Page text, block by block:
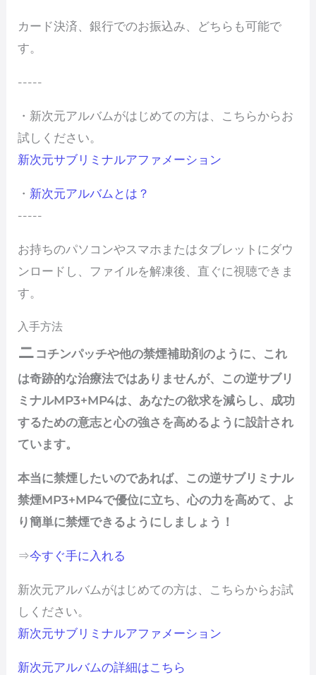
カード決済、銀行でのお振込み、どちらも可能で
す。
-----
・新次元アルバムがはじめての方は、こちらからお
試しください。
新次元サブリミナルアファメーション
・ 新次元アルバムとは？
-----
お持ちのパソコンやスマホまたはタブレットにダウ
ンロードし、ファイルを解凍後、直ぐに視聴できま
す。
入手方法
ニ コチンパッチや他の禁煙補助剤のように、これ
は奇跡的な治療法ではありませんが、この逆サブリ
ミナルMP3+MP4は、あなたの欲求を減らし、成功
するための意志と心の強さを高めるように設計され
ています。
本当に禁煙したいのであれば、この逆サブリミナル
禁煙MP3+MP4で優位に立ち、心の力を高めて、よ
り簡単に禁煙できるようにしましょう！
⇒今すぐ手に入れる
新次元アルバムがはじめての方は、こちらからお試
しください。
新次元サブリミナルアファメーション
新次元アルバムの詳細はこちら